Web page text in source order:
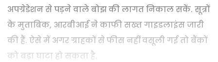
अपग्रेडेशन से पड़ने वाले बोझ की लागत निकाल सकें. सूत्रों
के मुताबिक, आरबीआई ने काफी सख्त गाइडलाइंस जारी
की हैं. ऐसे में अगर ग्राहकों से फीस नहीं वसूली गई तो बैंकों
को बड़ा घाटा हो सकता है.